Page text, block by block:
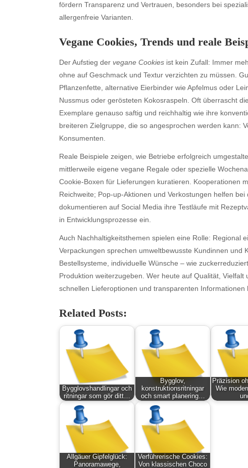
fördern Transparenz und Vertrauen, besonders bei
allergenfreie Varianten.
Vegane Cookies, Trends und reale
Der Aufstieg der vegane Cookies ist kein Zufall: Immer
ohne auf Geschmack und Textur verzichten zu müssen.
Pflanzenfette, alternative Eierbinder wie Apfelmus oder
Nussmus oder gerösteten Kokosraspeln. Oft überrascht
Exemplare genauso saftig und reichhaltig wie ihre
breiteren Zielgruppe, die so angesprochen werden kann:
Konsumenten.
Reale Beispiele zeigen, wie Betriebe erfolgreich
mittlerweile eigene vegane Regale oder spezielle
Cookie-Boxen für Lieferungen kuratieren. Kooperationen
Reichweite; Pop-up-Aktionen und Verkostungen helfen
dokumentieren auf Social Media ihre Testläufe mit
in Entwicklungsprozesse ein.
Auch Nachhaltigkeitsthemen spielen eine Rolle: Regional
Verpackungen sprechen umweltbewusste Kundinnen und
Bestellsysteme, individuelle Wünsche – wie
Produktion weiterzugeben. Wer heute auf Qualität,
schnellen Lieferoptionen und transparenten
Related Posts:
Bygglovshandlingar och
ritningar som gör ditt…
Bygglov,
konstruktionsritningar
och smart planering…
Präzision
Wie
Allgäuer Gipfelglück:
Panoramawege,
Verführerische Cookies:
Von klassischen Choco
Archives
August 2026
July 2026
June 2026
May 2026
March 2026
February 2026
January 2026
December 2025
November 2025
October 2025
September 2025
August 2025
July 2025
June 2025
May 2025
March 2025
February 2025
January 2025
December 2024
November 2024
October 2024
September 2024
August 2024
July 2024
June 2024
Automotive
beauty
Blog
Business
Fashion
Finance
Food
Health &
News
pet
Travel